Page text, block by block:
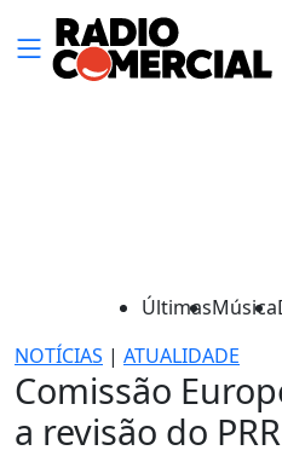
ÚltimasMúsica
NOTÍCIAS | ATUALIDADE
Comissão
a revisão do